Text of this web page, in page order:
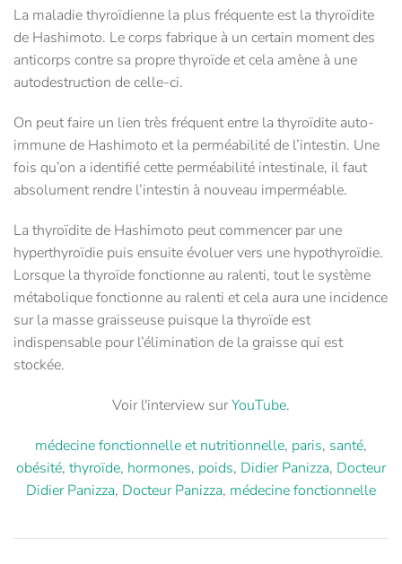
La maladie thyroïdienne la plus fréquente est la thyroïdite
de Hashimoto. Le corps fabrique à un certain moment des
anticorps contre sa propre thyroïde et cela amène à une
autodestruction de celle-ci.
On peut faire un lien très fréquent entre la thyroïdite auto-
immune de Hashimoto et la perméabilité de l’intestin. Une
fois qu’on a identifié cette perméabilité intestinale, il faut
absolument rendre l’intestin à nouveau imperméable.
La thyroïdite de Hashimoto peut commencer par une
hyperthyroïdie puis ensuite évoluer vers une hypothyroïdie.
Lorsque la thyroïde fonctionne au ralenti, tout le système
métabolique fonctionne au ralenti et cela aura une incidence
sur la masse graisseuse puisque la thyroïde est
indispensable pour l’élimination de la graisse qui est
stockée.
Voir l'interview surYouTube.
médecine fonctionnelle et nutritionnelle, paris, santé,
obésité, thyroïde, hormones, poids, Didier Panizza, Docteur
Didier Panizza, Docteur Panizza, médecine fonctionnelle